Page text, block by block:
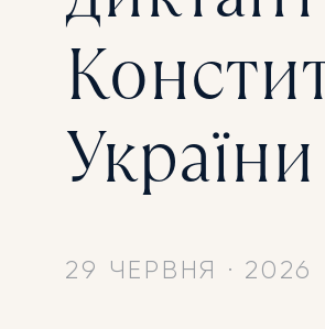
України
29 ЧЕРВНЯ · 2026